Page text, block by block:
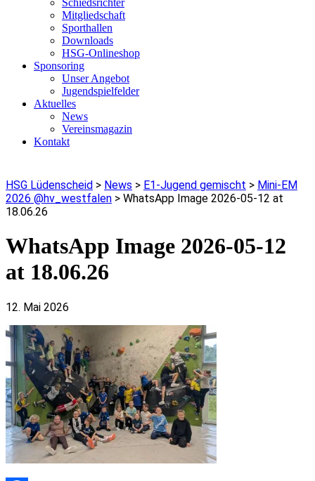
Schiedsrichter
Mitgliedschaft
Sporthallen
Downloads
HSG-Onlineshop
Sponsoring
Unser Angebot
Jugendspielfelder
Aktuelles
News
Vereinsmagazin
Kontakt
HSG Lüdenscheid > News > E1-Jugend gemischt > Mini-EM
2026 @hv_westfalen > WhatsApp Image 2026-05-12 at
18.06.26
WhatsApp Image 2026-05-12
at 18.06.26
12. Mai 2026